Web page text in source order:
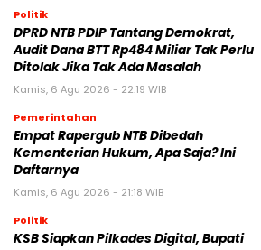
Politik
DPRD NTB PDIP Tantang Demokrat,
Audit Dana BTT Rp484 Miliar Tak Perlu
Ditolak Jika Tak Ada Masalah
Kamis, 6 Agu 2026 - 22:19 WIB
Pemerintahan
Empat Rapergub NTB Dibedah
Kementerian Hukum, Apa Saja? Ini
Daftarnya
Kamis, 6 Agu 2026 - 21:18 WIB
Politik
KSB Siapkan Pilkades Digital, Bupati